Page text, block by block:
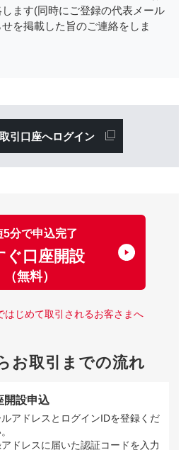
ます(同時にご登録の代表メール
を掲載した旨のご連絡をしま
引口座へログイン
5分で申込完了
ぐ口座開設
（無料）
はじめて取引されるお客さまへ
お取引までの流れ
開設申込
ルアドレスとログインIDを登録くだ
ドレスに届いた認証コードを入力